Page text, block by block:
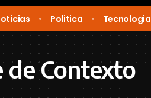
Politica Tecnologia
de Contexto